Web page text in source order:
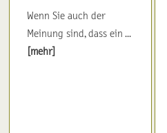
Wenn Sie auch der
Meinung sind, dass ein ...
[mehr]